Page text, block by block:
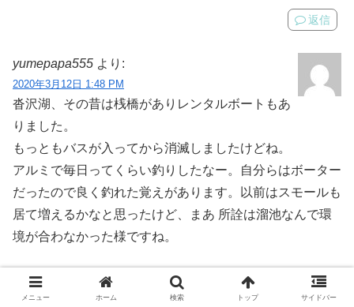
返信
yumepapa555 より:
2020年3月12日 1:48 PM
沓沢湖、その昔は桟橋がありレンタルボートもあ
りました。
もっともバスが入ってから消滅しましたけどね。
アルミで毎日ってくらい釣りしたなー。自分らはボーター
だったので良く釣れた覚えがあります。以前はスモールも
居て増えるかなと思ったけど、まあ 所詮は溜池なんで環
境が合わなかった様ですね。
彼処は元々釣り禁ではなく、地元のオッチャン達も何人か
釣りしてましたよ。湖水は塩尻市の飲料水として使用され
メニュー ホーム 検索 トップ サイドバー